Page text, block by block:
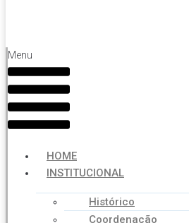
Menu
HOME
INSTITUCIONAL
Histórico
Coordenação